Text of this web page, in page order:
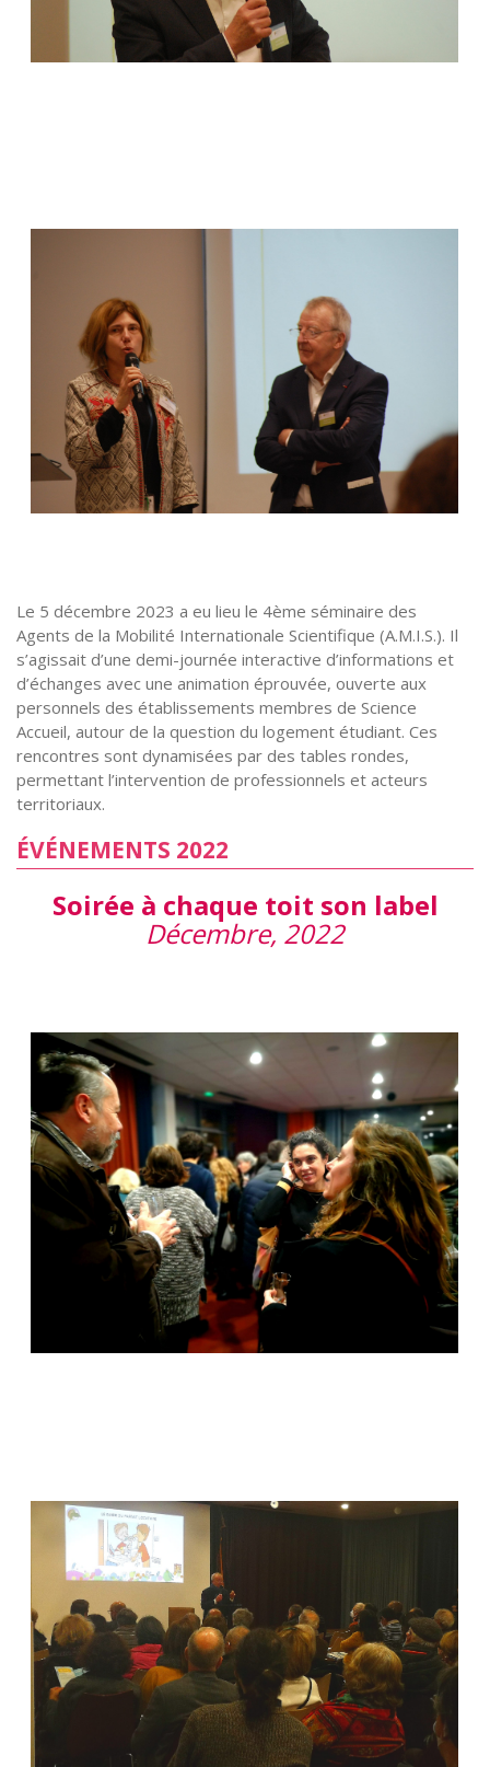
Le 5 décembre 2023 a eu lieu le 4ème séminaire des
Agents de la Mobilité Internationale Scientifique (A.M.I.S.). Il
s’agissait d’une demi-journée interactive d’informations et
d’échanges avec une animation éprouvée, ouverte aux
personnels des établissements membres de Science
Accueil, autour de la question du logement étudiant. Ces
rencontres sont dynamisées par des tables rondes,
permettant l’intervention de professionnels et acteurs
territoriaux.
ÉVÉNEMENTS 2022
Soirée à chaque toit son label
Décembre, 2022